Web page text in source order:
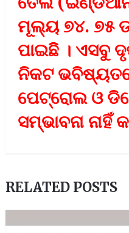
ମୂଲ୍ୟ ୭୪. ୭୫
ପାଇଛିି । ଏସବୁ
ନିକଟ
ପେଟ୍ରୋଲ ଓ
ସମ୍ଭାବନା ନାହିଁ
RELATED POSTS